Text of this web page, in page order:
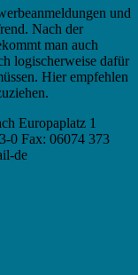
und
Nach der
man auch
logischerweise dafür
Hier empfehlen
Europaplatz 1
0 Fax: 06074 373
de